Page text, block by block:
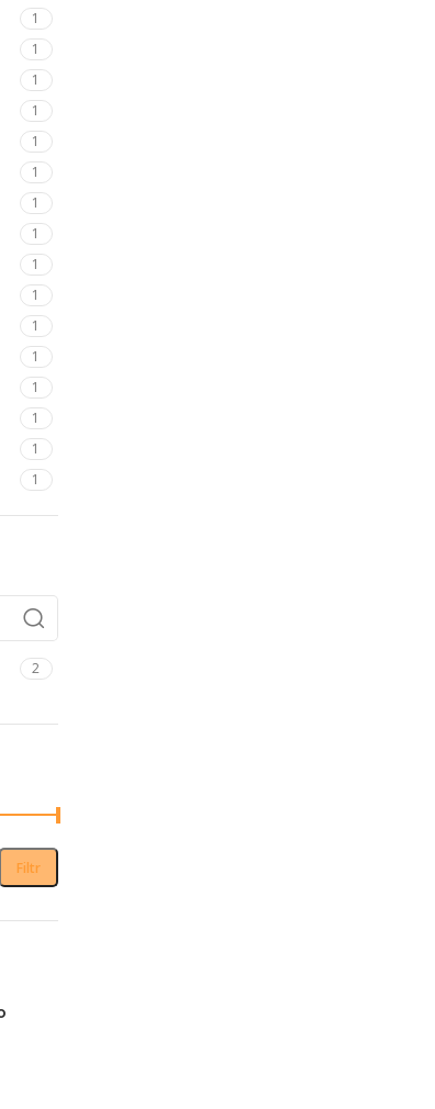
1
1
1
1
1
1
1
1
1
1
1
1
1
1
1
1
2
Filtr